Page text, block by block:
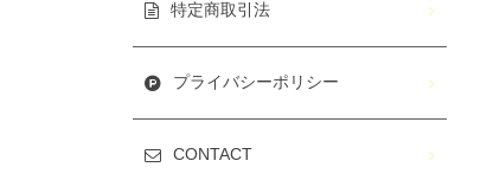
特定商取引法
プライバシーポリシー
CONTACT